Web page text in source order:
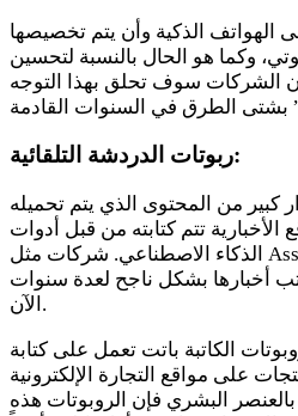
الهواتف الذكية وأن يتم تخصيصها
وكما هو الحال بالنسبة لتحسين
فإن الشركات سوف تحلق بهذا التوجه
ربوتات الدردشة التلقائية:
من المحتوى الذي يتم تحميله
الأخبارية تتم كتابته من قبل أدوات
الذكاء الاصطناعي. شركات مثل Associated Press ورويترز باتت
أخبارها بشكل ناجح لعدة سنوات
الآن.
الكاتبة باتت تعمل على كتابة
على مواقع التجارة الإلكترونية
البشري فإن الروبوتات هذه